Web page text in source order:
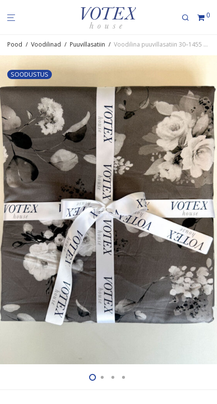
0
Pood / Voodilinad / Puuvillasatiin / Voodilina puuvil­la­satiin 30–1455 RoseSilver
SOODUSTUS